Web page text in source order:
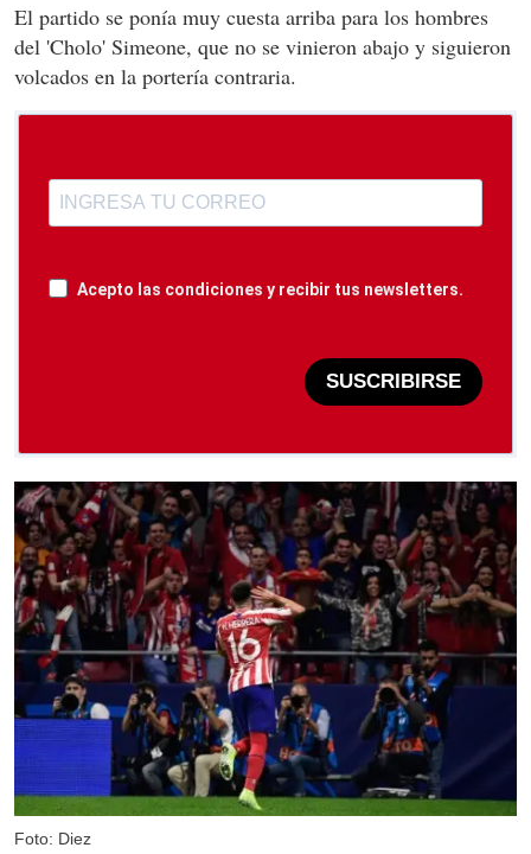
El partido se ponía muy cuesta arriba para los hombres
del 'Cholo' Simeone, que no se vinieron abajo y siguieron
volcados en la portería contraria.
Acepto las condiciones y recibir tus newsletters.
SUSCRIBIRSE
Foto: Diez